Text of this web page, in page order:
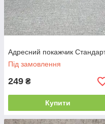
Адресний покажчик
Під замовлення
249 ₴
Купити